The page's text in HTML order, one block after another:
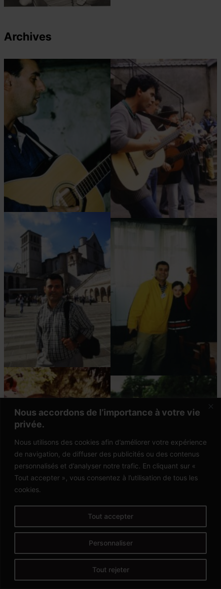
Nous accordons de l’importance à votre vie
privée.
Nous utilisons des cookies afin d’améliorer votre expérience
de navigation, de diffuser des publicités ou des contenus
personnalisés et d’analyser notre trafic. En cliquant sur «
Tout accepter », vous consentez à l’utilisation de tous les
cookies.
Personnaliser
Tout rejeter
Tout accepter
Archives